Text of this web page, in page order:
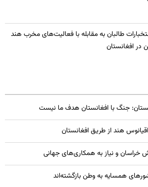
طالبان به مقابله با فعالیت‌های مخرب هند
در افغانستان
جنگ با افغانستان هدف ما نیست
هند از طریق افغانستان
و نیاز به همکاری‌های جهانی